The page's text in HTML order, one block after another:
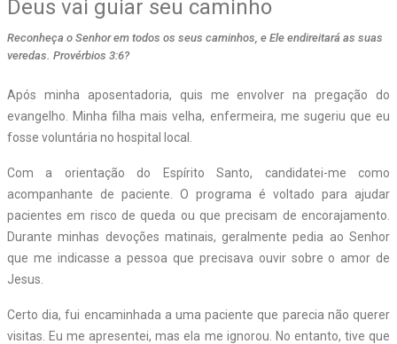
Deus vai guiar seu caminho
Reconheça o Senhor em todos os seus caminhos, e Ele endireitará as suas
veredas. Provérbios 3:6?
Após minha aposentadoria, quis me envolver na pregação do
evangelho. Minha filha mais velha, enfermeira, me sugeriu que eu
fosse voluntária no hospital local.
Com a orientação do Espírito Santo, candidatei-me como
acompanhante de paciente. O programa é voltado para ajudar
pacientes em risco de queda ou que precisam de encorajamento.
Durante minhas devoções matinais, geralmente pedia ao Senhor
que me indicasse a pessoa que precisava ouvir sobre o amor de
Jesus.
Certo dia, fui encaminhada a uma paciente que parecia não querer
visitas. Eu me apresentei, mas ela me ignorou. No entanto, tive que